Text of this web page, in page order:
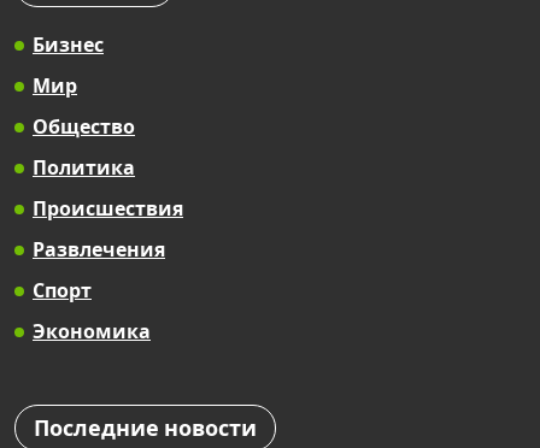
Бизнес
Мир
Общество
Политика
Происшествия
Развлечения
Спорт
Экономика
Последние новости